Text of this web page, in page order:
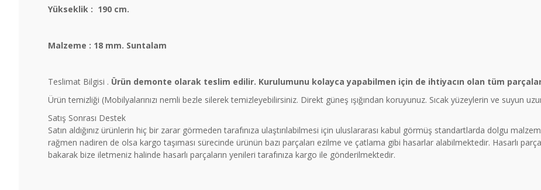
Yükseklik : 190 cm.
Malzeme : 18 mm. Suntalam
Teslimat Bilgisi . Ürün demonte olarak teslim edilir. Kurulumunu kolayca yapabilmen için de ihtiyacın olan tüm
Ürün temizliği (Mobilyalarınızı nemli bezle silerek temizleyebilirsiniz. Direkt güneş ışığından koruyunuz. Sıcak yüzeylerin ve suyun
Satış Sonrası Destek
Satın aldığınız ürünlerin hiç bir zarar görmeden tarafınıza ulaştırılabilmesi için uluslararası kabul görmüş standartlarda dolgu
rağmen nadiren de olsa kargo taşıması sürecinde ürünün bazı parçaları ezilme ve çatlama gibi hasarlar alabilmektedir. Hasarlı
bakarak bize iletmeniz halinde hasarlı parçaların yenileri tarafınıza kargo ile gönderilmektedir.